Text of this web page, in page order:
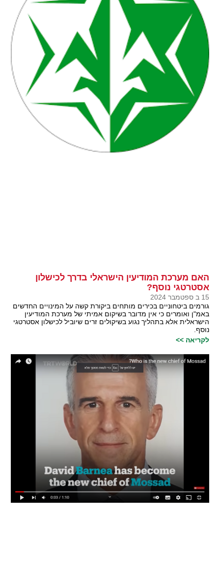
האם מערכת המודיעין הישראלי בדרך לכישלון
אסטרטגי נוסף?
15 ב ספטמבר 2024
גורמים ביטחוניים בכירים מותחים ביקורת קשה על המינויים החדשים
באמ"ן ואומרים כי אין מדובר בשיקום אמיתי של מערכת המודיעין
הישראלית אלא בתהליך נגוע בשיקולים זרים שיוביל לכישלון אסטרטגי
נוסף.
לקריאה >>